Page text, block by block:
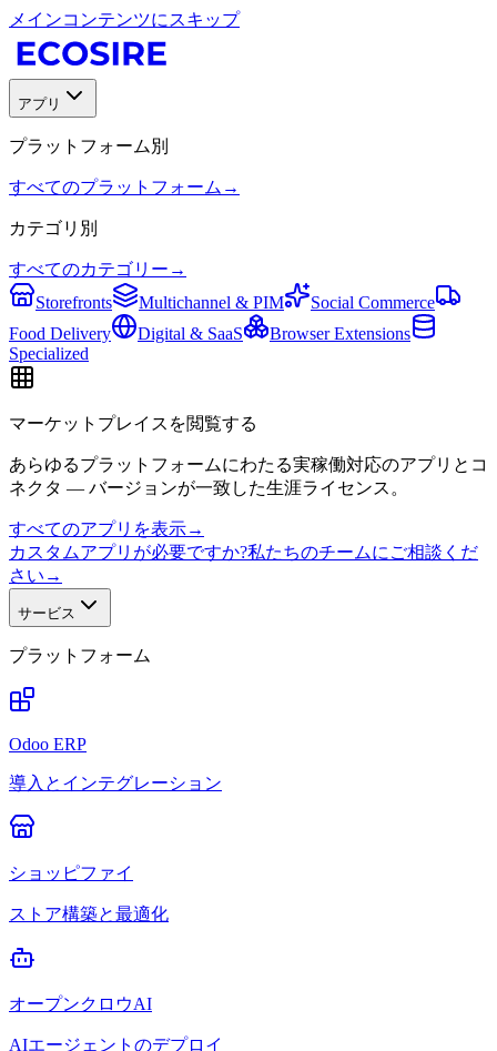
メインコンテンツにスキップ
アプリ
プラットフォーム別
すべてのプラットフォーム →
カテゴリ別
すべてのカテゴリー →
Storefronts
Multichannel & PIM
Social Commerce
Food Delivery
Digital & SaaS
Browser Extensions
Specialized
マーケットプレイスを閲覧する
あらゆるプラットフォームにわたる実稼働対応のアプリとコ
ネクタ — バージョンが一致した生涯ライセンス。
すべてのアプリを表示→
カスタムアプリが必要ですか?私たちのチームにご相談くだ
さい →
サービス
プラットフォーム
Odoo ERP
導入とインテグレーション
ショッピファイ
ストア構築と最適化
オープンクロウAI
AIエージェントのデプロイ